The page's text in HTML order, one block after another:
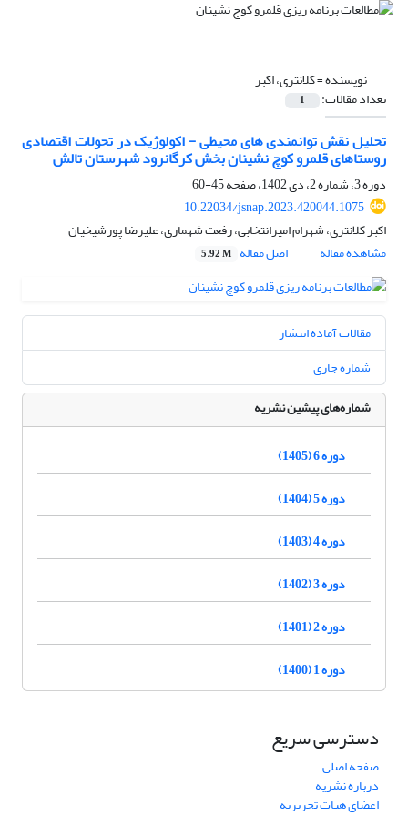
نویسنده =کلانتری، اکبر
تعداد مقالات: 1
تحلیل نقش توانمندی های محیطی - اکولوژیک در تحولات اقتصادی
روستاهای قلمرو کوچ نشینان بخش کرگانرود شهرستان تالش
دوره 3، شماره 2، دی 1402، صفحه
45-60
10.22034/jsnap.2023.420044.1075
اکبر کلانتری، شهرام امیرانتخابی، رفعت شهماری، علیرضا پورشیخیان
مشاهده مقاله
اصل مقاله 5.92 M
مقالات آماده انتشار
شماره جاری
شماره‌های پیشین نشریه
دوره 6 (1405)
دوره 5 (1404)
دوره 4 (1403)
دوره 3 (1402)
دوره 2 (1401)
دوره 1 (1400)
دسترسی سریع
صفحه اصلی
درباره نشریه
اعضای هیات تحریریه